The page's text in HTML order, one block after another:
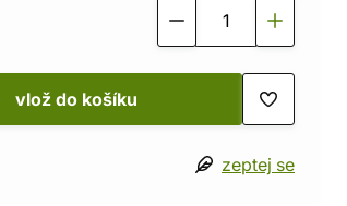
vlož do košíku
zeptej se